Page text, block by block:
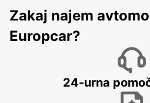
GRANTLEY ADAMS
AIRPORT
CHRIST CHURCH - BARBADOS
Zakaj najem
Europcar?
24-urna